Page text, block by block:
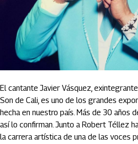
El cantante Javier Vásquez,
Son de Cali, es uno de los grandes
hecha en nuestro país. Más de 30 años
así lo confirman. Junto a Robert Téllez
la carrera artística de una de las voces